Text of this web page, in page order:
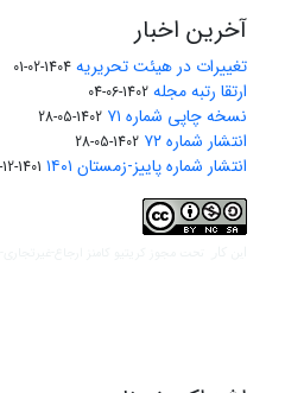
آخرین اخبار
تغییرات در هیئت تحریریه 1404-02-01
ارتقا رتبه مجله 1402-06-04
نسخه چاپی شماره ۷۱ 1402-05-28
انتشار شماره ۷۲ 1402-05-28
انتشار شماره پاییز-زمستان ۱۴۰۱ 1401-12-04